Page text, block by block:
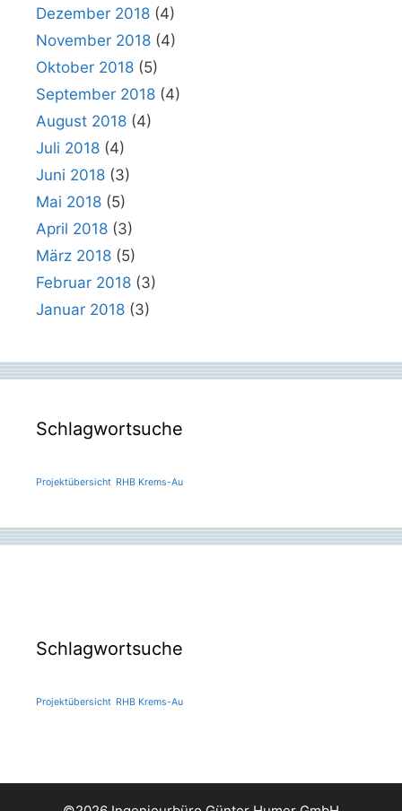
Dezember 2018 (4)
November 2018 (4)
Oktober 2018 (5)
September 2018 (4)
August 2018 (4)
Juli 2018 (4)
Juni 2018 (3)
Mai 2018 (5)
April 2018 (3)
März 2018 (5)
Februar 2018 (3)
Januar 2018 (3)
Schlagwortsuche
Projektübersicht RHB Krems-Au
Schlagwortsuche
Projektübersicht RHB Krems-Au